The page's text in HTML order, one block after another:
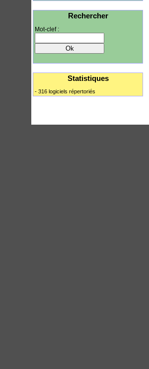
Rechercher
Mot-clef :
Statistiques
- 316 logiciels répertoriés